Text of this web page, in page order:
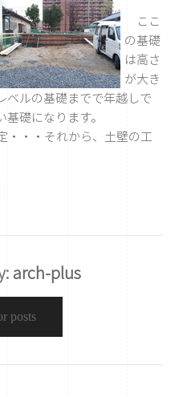
ここ
の基礎
は高さ
が大き
ベルの基礎までで年越しで
礎になります。
・・それから、土壁の工
arch-plus
posts